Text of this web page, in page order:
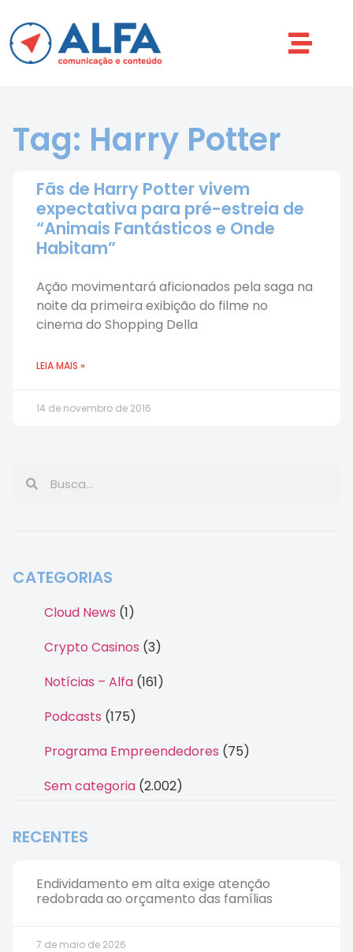
Tag: Harry Potter
Fãs de Harry Potter vivem
expectativa para pré-estreia de
“Animais Fantásticos e Onde
Habitam”
Ação movimentará aficionados pela saga na
noite da primeira exibição do filme no
cinema do Shopping Della
LEIA MAIS »
14 de novembro de 2016
CATEGORIAS
Cloud News (1)
Crypto Casinos (3)
Notícias – Alfa (161)
Podcasts (175)
Programa Empreendedores (75)
Sem categoria (2.002)
RECENTES
Endividamento em alta exige atenção
redobrada ao orçamento das famílias
7 de maio de 2026